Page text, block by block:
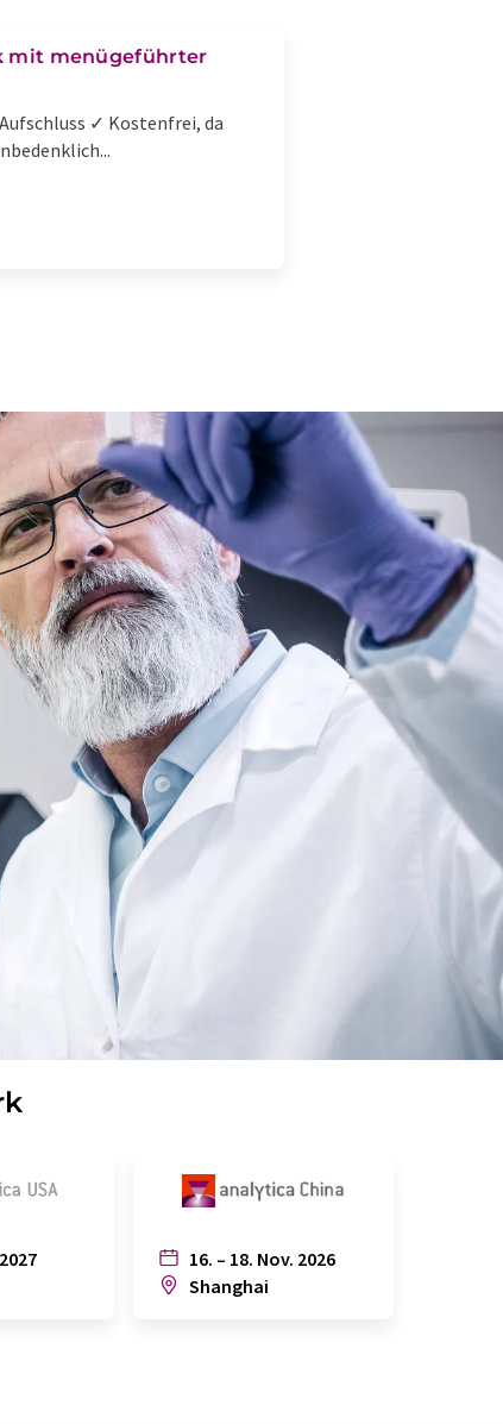
mit menügeführter
✓ Kostenfrei, da
16. – 18. Nov. 2026
Shanghai